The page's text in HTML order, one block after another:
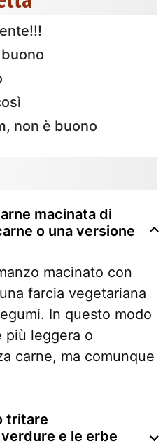
non è buono
macinata di
o una versione
macinato con
farcia vegetariana
In questo modo
più leggera o
carne, ma comunque
tritare
e le erbe